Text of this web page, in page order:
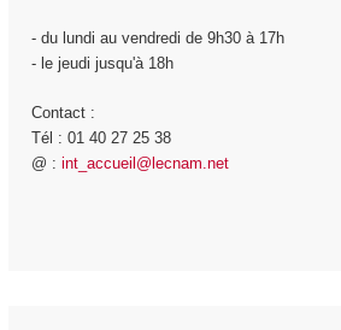
- du lundi au vendredi de 9h30 à 17h
- le jeudi jusqu'à 18h
Contact :
Tél : 01 40 27 25 38
@ : int_accueil@lecnam.net